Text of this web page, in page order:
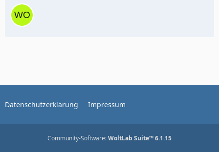
Datenschutzerklärung Impressum
Community-Software:WoltLab Suite™ 6.1.15